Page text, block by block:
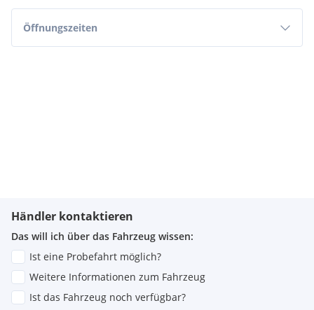
Öffnungszeiten
Händler kontaktieren
Das will ich über das Fahrzeug wissen:
Ist eine Probefahrt möglich?
Weitere Informationen zum Fahrzeug
Ist das Fahrzeug noch verfügbar?